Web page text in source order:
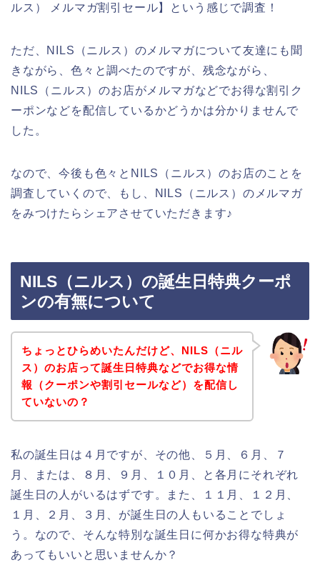
ルス） メルマガ割引セール】という感じで調査！
ただ、NILS（ニルス）のメルマガについて友達にも聞
きながら、色々と調べたのですが、残念ながら、
NILS（ニルス）のお店がメルマガなどでお得な割引ク
ーポンなどを配信しているかどうかは分かりませんで
した。
なので、今後も色々とNILS（ニルス）のお店のことを
調査していくので、もし、NILS（ニルス）のメルマガ
をみつけたらシェアさせていただきます♪
NILS（ニルス）の誕生日特典クーポ
ンの有無について
ちょっとひらめいたんだけど、NILS（ニル
ス）のお店って誕生日特典などでお得な情
報（クーポンや割引セールなど）を配信し
ていないの？
私の誕生日は４月ですが、その他、５月、６月、７
月、または、８月、９月、１０月、と各月にそれぞれ
誕生日の人がいるはずです。また、１１月、１２月、
１月、２月、３月、が誕生日の人もいることでしょ
う。なので、そんな特別な誕生日に何かお得な特典が
あってもいいと思いませんか？